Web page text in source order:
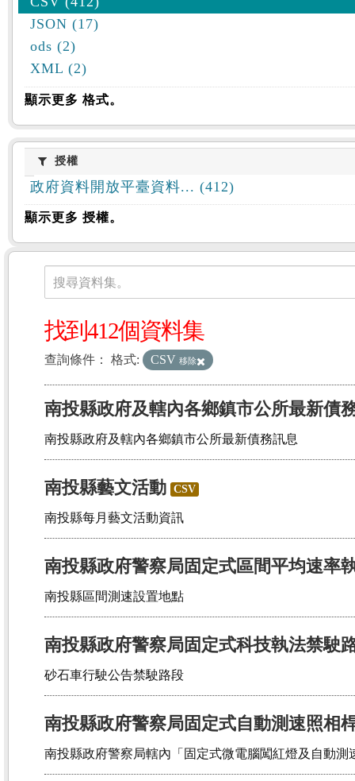
JSON (17)
ods (2)
XML (2)
顯示更多 格式。
授權授權
政府資料開放平臺資料... (412)
顯示更多 授權。
資料集
搜尋資料集。
找到412個資料集
查詢條件： 格式: CSV 移除
南投縣政府及轄內各鄉鎮市公所最新債
南投縣政府及轄內各鄉鎮市公所最新債務訊息
南投縣藝文活動 CSV
南投縣每月藝文活動資訊
南投縣政府警察局固定式區間平均速率
南投縣區間測速設置地點
南投縣政府警察局固定式科技執法禁駛
砂石車行駛公告禁駛路段
南投縣政府警察局固定式自動測速照相
南投縣政府警察局轄內「固定式微電腦闖紅燈及自動測